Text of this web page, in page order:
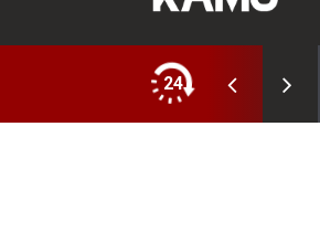
24
ve enstitüler kuruldu, bazıları kapatıldı